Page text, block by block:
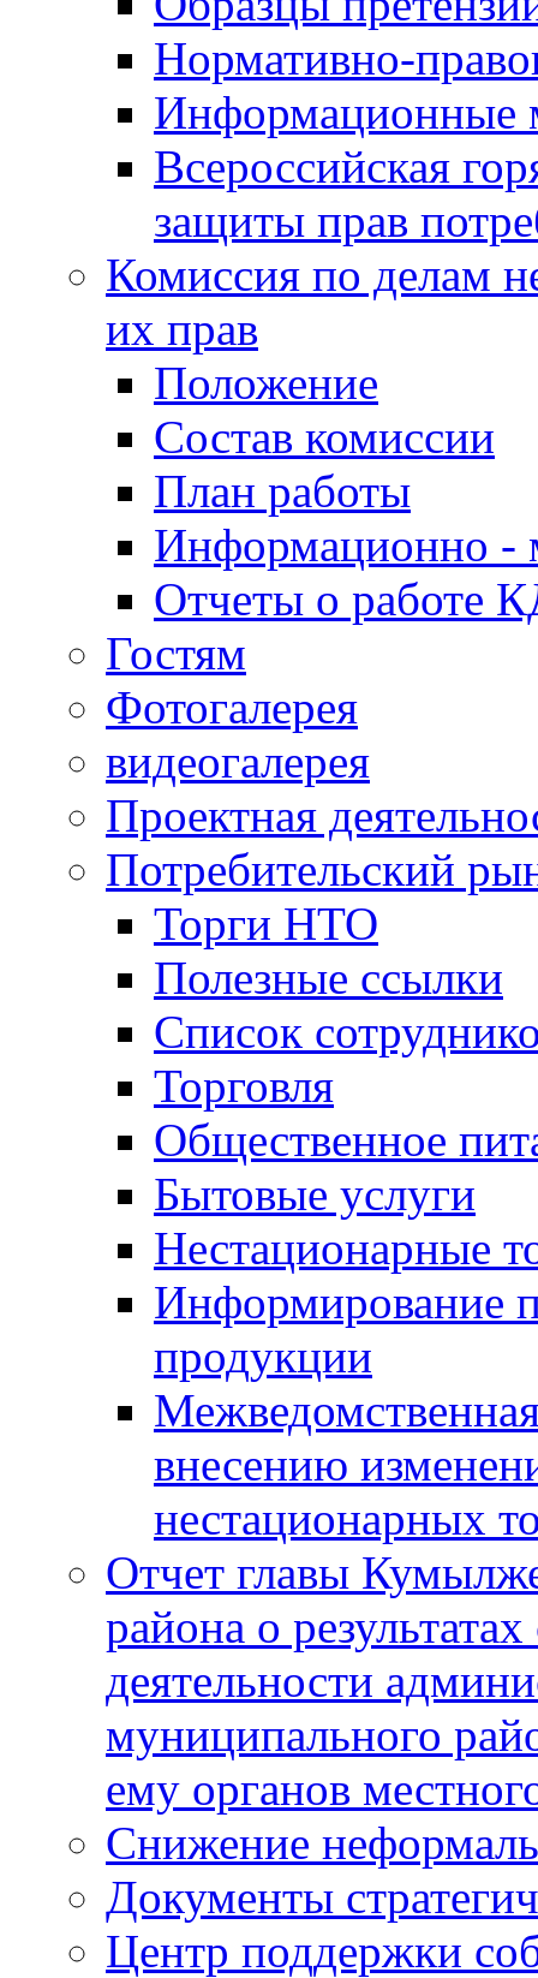
Нормативно-
Информационные
Всероссийская
защиты прав
Комиссия по делам
их прав
Положение
Состав комиссии
План работы
Информационно -
Отчеты о работе
Гостям
Фотогалерея
видеогалерея
Проектная
Потребительский
Торги НТО
Полезные ссылки
Список
Торговля
Общественное
Бытовые услуги
Нестационарные
Информирование
продукции
внесению
нестационарных
Отчет главы
района о
деятельности
муниципального
ему органов
Снижение
Документы
Центр поддержки